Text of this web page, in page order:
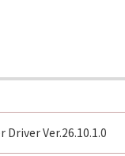
Driver Ver.26.10.1.0